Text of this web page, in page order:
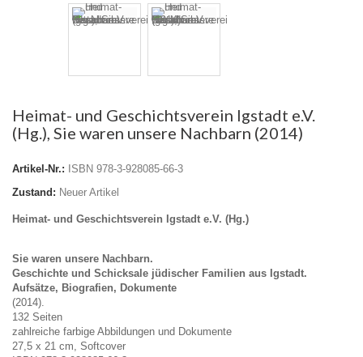
Heimat- und Geschichtsverein Igstadt e.V.
(Hg.), Sie waren unsere Nachbarn (2014)
Artikel-Nr.:
ISBN 978-3-928085-66-3
Zustand: Neuer Artikel
Heimat- und Geschichtsverein Igstadt e.V. (Hg.)
Sie waren unsere Nachbarn.
Geschichte und Schicksale jüdischer Familien aus Igstadt.
Aufsätze, Biografien, Dokumente
(2014).
132 Seiten
zahlreiche farbige Abbildungen und Dokumente
27,5 x 21 cm, Softcover